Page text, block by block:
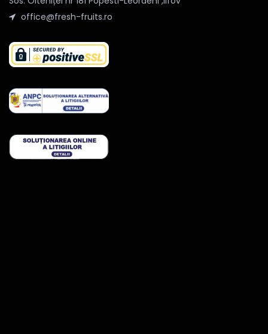
office@fresh-fruits.ro